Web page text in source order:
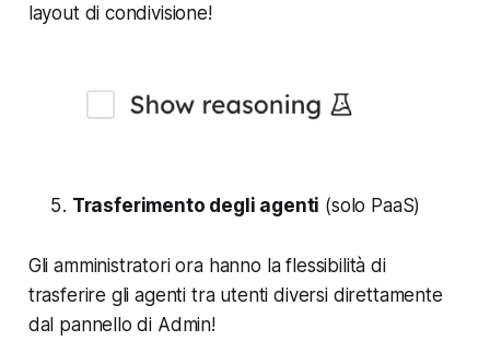
layout di condivisione!
Trasferimento degli agenti (solo PaaS)
Gli amministratori ora hanno la flessibilità di
trasferire gli agenti tra utenti diversi direttamente
dal pannello di Admin!